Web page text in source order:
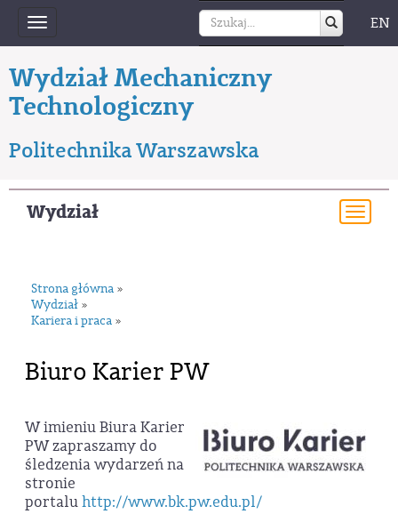
Toggle
navigation
EN
Wydział Mechaniczny
Technologiczny
Politechnika Warszawska
Wydział
Strona główna »
Wydział »
Kariera i praca »
Biuro Karier PW
W imieniu Biura Karier
PW zapraszamy do
śledzenia wydarzeń na
stronie
portaluhttp://www.bk.pw.edu.pl/